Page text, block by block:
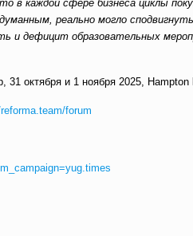
в каждой сфере бизнеса циклы
реально могло
и дефицит образовательных
31 октября и 1 ноября 2025,
forum